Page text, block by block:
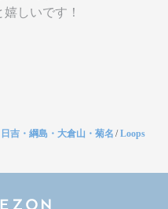
しいです！
吉・綱島・大倉山・菊名 /Loops